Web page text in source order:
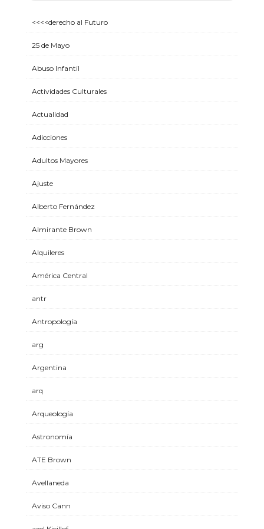
<<<<derecho al Futuro
25 de Mayo
Abuso Infantil
Actividades Culturales
Actualidad
Adicciones
Adultos Mayores
Ajuste
Alberto Fernández
Almirante Brown
Alquileres
América Central
antr
Antropología
arg
Argentina
arq
Arqueología
Astronomía
ATE Brown
Avellaneda
Aviso Cann